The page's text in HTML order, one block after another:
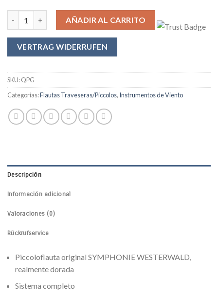
Piccoloflauta SYMPHONIE WESTERWALD, flauta piccolo,
AÑADIR AL CARRITO
VERTRAG WIDERRUFEN
SKU:QPG
Categorías:Flautas Traveseras/Piccolos, Instrumentos de Viento
Descripción
Información adicional
Valoraciones (0)
Rückrufservice
Piccoloflauta original SYMPHONIE WESTERWALD,
realmente dorada
Sistema completo